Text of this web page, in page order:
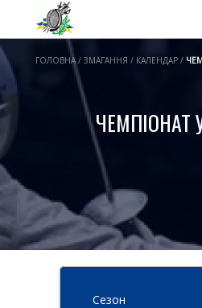
ГОЛОВНА / ЗМАГАННЯ / КАЛЕНДАР /
ЧЕМПІОНАТ
Cезон